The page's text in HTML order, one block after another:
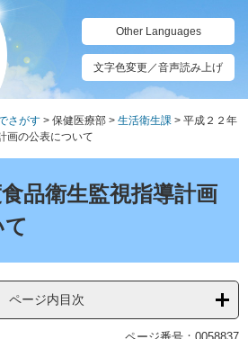
Other Languages
文字色変更／音声読み上げ
さがす > 保健医療部 > 生活衛生課 > 平成２２年
画の公表について
品衛生監視指導計画
ページ内目次